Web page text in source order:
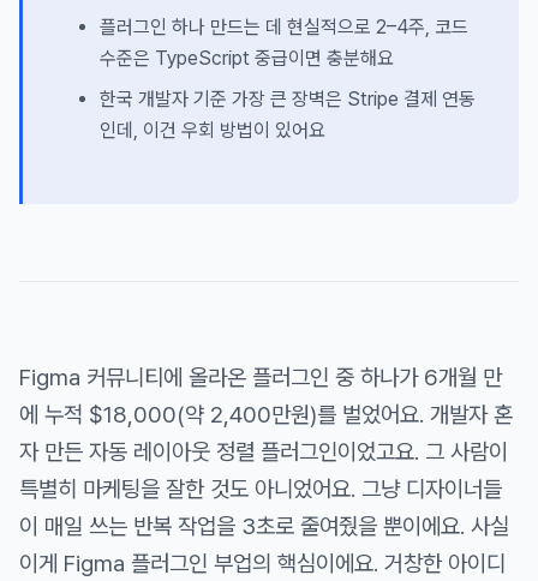
플러그인 하나 만드는 데 현실적으로 2–4주, 코드
수준은 TypeScript 중급이면 충분해요
한국 개발자 기준 가장 큰 장벽은 Stripe 결제 연동
인데, 이건 우회 방법이 있어요
Figma 커뮤니티에 올라온 플러그인 중 하나가 6개월 만
에 누적 $18,000(약 2,400만원)를 벌었어요. 개발자 혼
자 만든 자동 레이아웃 정렬 플러그인이었고요. 그 사람이
특별히 마케팅을 잘한 것도 아니었어요. 그냥 디자이너들
이 매일 쓰는 반복 작업을 3초로 줄여줬을 뿐이에요. 사실
이게 Figma 플러그인 부업의 핵심이에요. 거창한 아이디